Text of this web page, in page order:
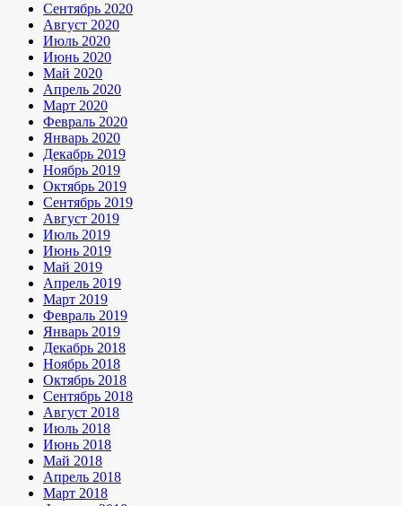
Сентябрь 2020
Август 2020
Июль 2020
Июнь 2020
Май 2020
Апрель 2020
Март 2020
Февраль 2020
Январь 2020
Декабрь 2019
Ноябрь 2019
Октябрь 2019
Сентябрь 2019
Август 2019
Июль 2019
Июнь 2019
Май 2019
Апрель 2019
Март 2019
Февраль 2019
Январь 2019
Декабрь 2018
Ноябрь 2018
Октябрь 2018
Сентябрь 2018
Август 2018
Июль 2018
Июнь 2018
Май 2018
Апрель 2018
Март 2018